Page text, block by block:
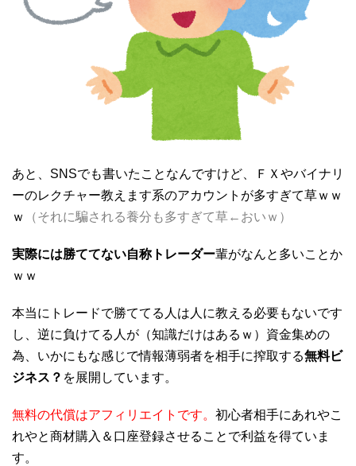
あと、SNSでも書いたことなんですけど、ＦＸやバイナリ
ーのレクチャー教えます系のアカウントが多すぎて草ｗｗ
ｗ
（それに騙される養分も多すぎて草←おいｗ）
実際には勝ててない自称トレーダー輩がなんと多いことか
ｗｗ
本当にトレードで勝ててる人は人に教える必要もないです
し、逆に負けてる人が（知識だけはあるｗ）資金集めの
為、いかにもな感じで情報薄弱者を相手に搾取する無料ビ
ジネス？ を展開しています。
無料の代償はアフィリエイトです。 初心者相手にあれやこ
れやと商材購入＆口座登録させることで利益を得ていま
す。